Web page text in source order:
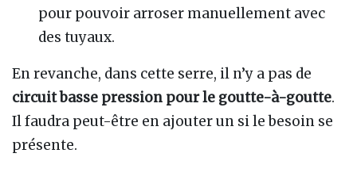
pour pouvoir arroser manuellement avec
des tuyaux.
En revanche, dans cette serre, il n’y a pas de
circuit basse pression pour le goutte-à-goutte.
Il faudra peut-être en ajouter un si le besoin se
présente.